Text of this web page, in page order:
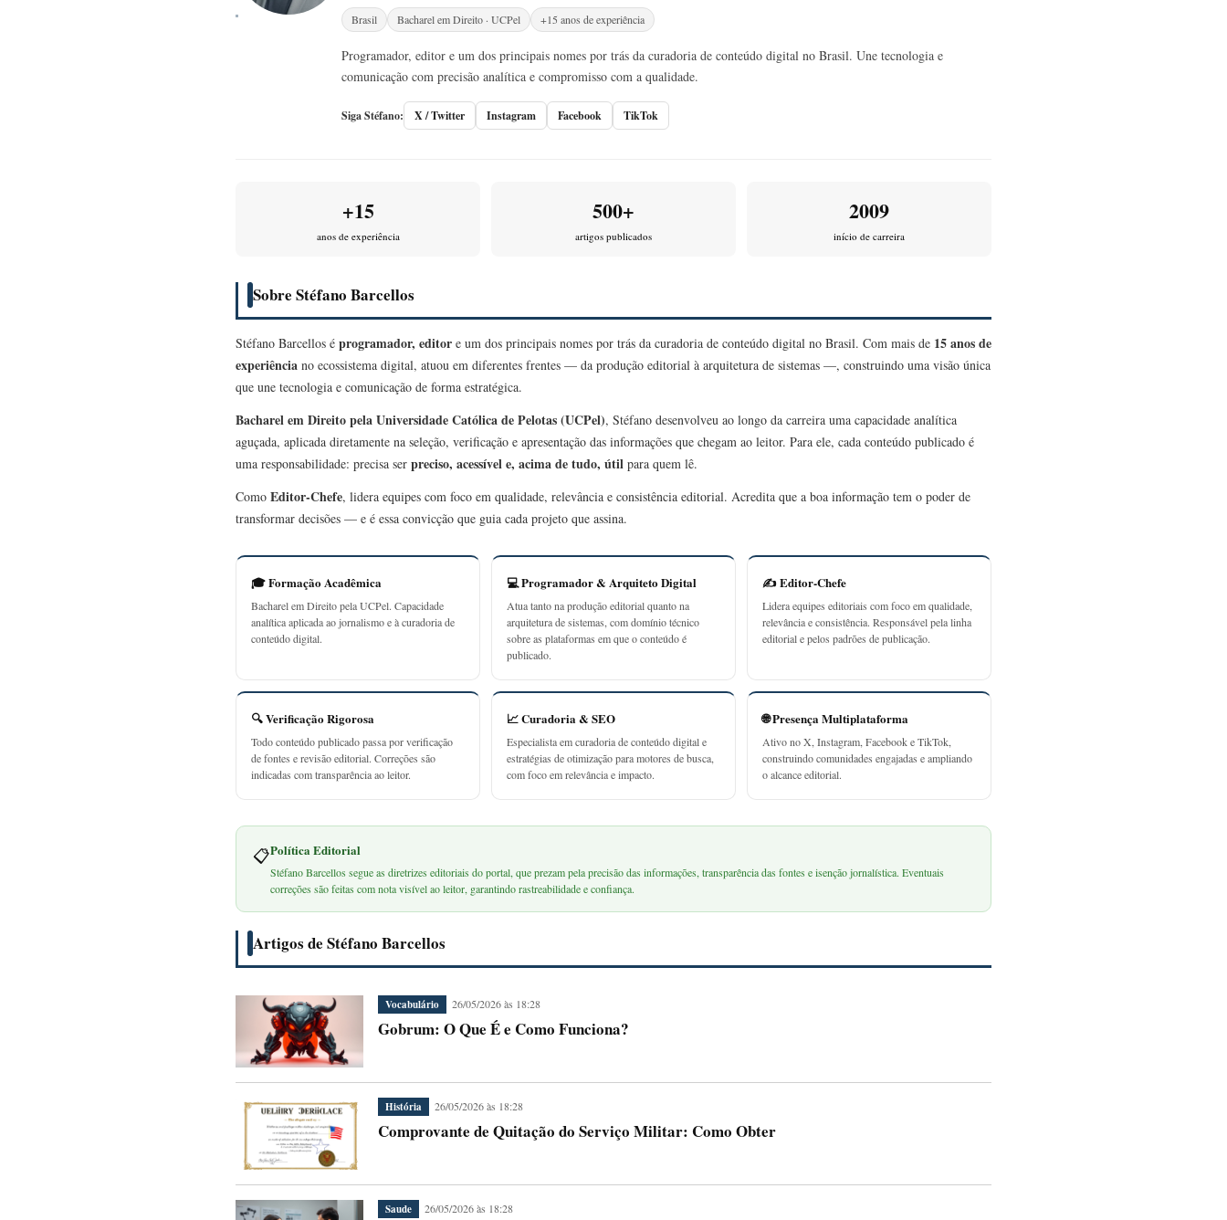
Brasil Bacharel em Direito · UCPel +15 anos de experiência
Programador, editor e um dos principais nomes por trás da curadoria de conteúdo digital no Brasil. Une tecnologia e
comunicação com precisão analítica e compromisso com a qualidade.
Siga Stéfano: X / Twitter Instagram Facebook TikTok
+15
anos de experiência
500+
artigos publicados
2009
início de carreira
Sobre Stéfano Barcellos
Stéfano Barcellos é programador, editor e um dos principais nomes por trás da curadoria de conteúdo digital no Brasil. Com mais de 15 anos de
experiência no ecossistema digital, atuou em diferentes frentes — da produção editorial à arquitetura de sistemas —, construindo uma visão única
que une tecnologia e comunicação de forma estratégica.
Bacharel em Direito pela Universidade Católica de Pelotas (UCPel), Stéfano desenvolveu ao longo da carreira uma capacidade analítica
aguçada, aplicada diretamente na seleção, verificação e apresentação das informações que chegam ao leitor. Para ele, cada conteúdo publicado é
uma responsabilidade: precisa ser preciso, acessível e, acima de tudo, útil para quem lê.
Como Editor-Chefe, lidera equipes com foco em qualidade, relevância e consistência editorial. Acredita que a boa informação tem o poder de
transformar decisões — e é essa convicção que guia cada projeto que assina.
🎓 Formação Acadêmica
Bacharel em Direito pela UCPel. Capacidade
analítica aplicada ao jornalismo e à curadoria de
conteúdo digital.
💻 Programador & Arquiteto Digital
Atua tanto na produção editorial quanto na
arquitetura de sistemas, com domínio técnico
sobre as plataformas em que o conteúdo é
publicado.
✍️ Editor-Chefe
Lidera equipes editoriais com foco em qualidade,
relevância e consistência. Responsável pela linha
editorial e pelos padrões de publicação.
🔍 Verificação Rigorosa
Todo conteúdo publicado passa por verificação
de fontes e revisão editorial. Correções são
indicadas com transparência ao leitor.
📈 Curadoria & SEO
Especialista em curadoria de conteúdo digital e
estratégias de otimização para motores de busca,
com foco em relevância e impacto.
🌐 Presença Multiplataforma
Ativo no X, Instagram, Facebook e TikTok,
construindo comunidades engajadas e ampliando
o alcance editorial.
📋Política Editorial
Stéfano Barcellos segue as diretrizes editoriais do portal, que prezam pela precisão das informações, transparência das fontes e isenção jornalística. Eventuais
correções são feitas com nota visível ao leitor, garantindo rastreabilidade e confiança.
Artigos de Stéfano Barcellos
Vocabulário 26/05/2026 às 18:28
Gobrum: O Que É e Como Funciona?
História 26/05/2026 às 18:28
Comprovante de Quitação do Serviço Militar: Como Obter
Saude 26/05/2026 às 18:28